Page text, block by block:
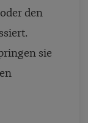
den
sie